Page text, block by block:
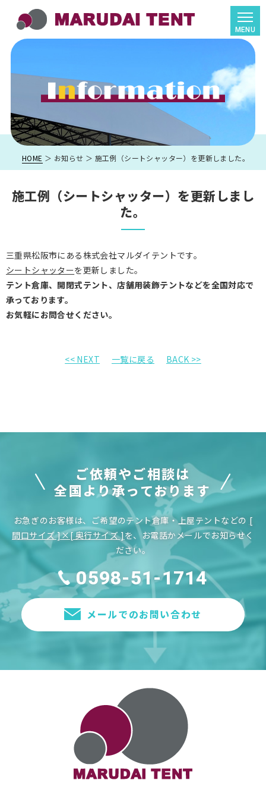
HOME ＞ お知らせ ＞ 施工例（シートシャッター）を更新しました。
施工例（シートシャッター）を更新しまし
た。
三重県松阪市にある株式会社マルダイテントです。
シートシャッターを更新しました。
テント倉庫、開閉式テント、店舗用装飾テントなどを全国対応で
承っております。
お気軽にお問合せください。
<< NEXT 一覧に戻る BACK >>
ご依頼やご相談は
全国より承っております
お急ぎのお客様は、ご希望のテント倉庫・上屋テントなどの [
間口サイズ ]×[ 奥行サイズ ]を、お電話かメールでお知らせく
ださい。
0598-51-1714
メールでのお問い合わせ